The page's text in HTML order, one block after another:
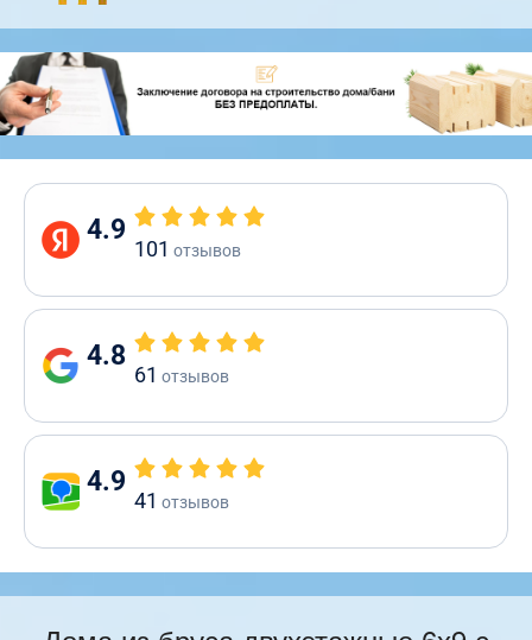
4.9
101 отзывов
4.8
61 отзывов
4.9
41 отзывов